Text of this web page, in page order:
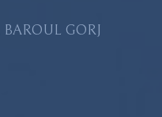
GORJ